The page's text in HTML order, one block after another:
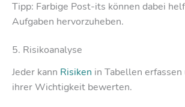
Tipp: Farbige Post-its können dabei
Aufgaben hervorzuheben.
5. Risikoanalyse
Jeder kann Risiken in Tabellen erfassen
ihrer Wichtigkeit bewerten.